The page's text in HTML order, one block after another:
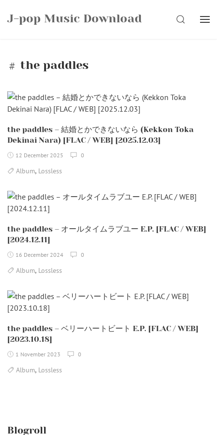
J-pop Music Download SEARCH
the paddles
the paddles – 結婚とかできないなら (Kekkon Toka
Dekinai Nara) [FLAC / WEB] [2025.12.03]
12 December 2025 0
Album, Lossless
the paddles – オールタイムラブユー E.P. [FLAC / WEB]
[2024.12.11]
16 December 2024 0
Album, Lossless
the paddles – ベリーハートビート E.P. [FLAC / WEB]
[2023.10.18]
1 November 2023 0
Album, Lossless
Blogroll